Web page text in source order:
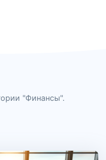
"Финансы".